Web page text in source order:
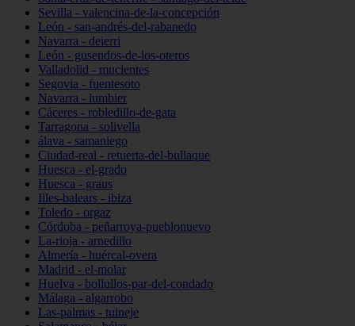
Sevilla - valencina-de-la-concepción
León - san-andrés-del-rabanedo
Navarra - deierri
León - gusendos-de-los-oteros
Valladolid - mucientes
Segovia - fuentesoto
Navarra - lumbier
Cáceres - robledillo-de-gata
Tarragona - solivella
álava - samaniego
Ciudad-real - retuerta-del-bullaque
Huesca - el-grado
Huesca - graus
Illes-balears - ibiza
Toledo - orgaz
Córdoba - peñarroya-pueblonuevo
La-rioja - arnedillo
Almería - huércal-overa
Madrid - el-molar
Huelva - bollullos-par-del-condado
Málaga - algarrobo
Las-palmas - tuineje